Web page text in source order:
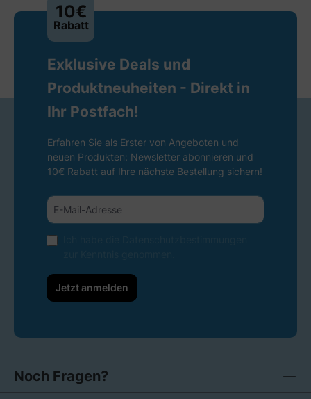
10€
Rabatt
Exklusive Deals und
Produktneuheiten - Direkt in
Ihr Postfach!
Erfahren Sie als Erster von Angeboten und
neuen Produkten: Newsletter abonnieren und
10€ Rabatt auf Ihre nächste Bestellung sichern!
Jetzt anmelden
Noch Fragen?